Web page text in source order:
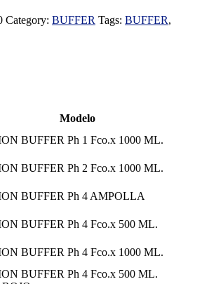
Category: BUFFER Tags: BUFFER,
Modelo
BUFFER Ph 1 Fco.x 1000 ML.
BUFFER Ph 2 Fco.x 1000 ML.
BUFFER Ph 4 AMPOLLA
BUFFER Ph 4 Fco.x 500 ML.
BUFFER Ph 4 Fco.x 1000 ML.
BUFFER Ph 4 Fco.x 500 ML.